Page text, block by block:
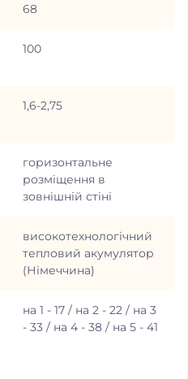
68
100
1,6-2,75
горизонтальне
розміщення в
зовнішній стіні
високотехнологічний
тепловий акумулятор
(Німеччина)
на 1 - 17 / на 2 - 22 / на 3
- 33 / на 4 - 38 / на 5 - 41